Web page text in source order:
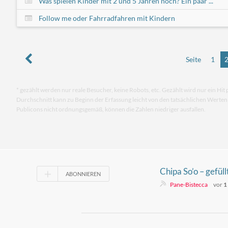
Follow me oder Fahrradfahren mit Kindern
Seite 1 2
* gezählt werden nur reale Besucher, keine Robots, etc. Gezählt wird nur ein
Durchschnitt kann zu Beginn der Erfassung leicht von den tatsächlichen Werten
Publicons nicht ordnungsgemäß, können die Zahlen niedriger ausfallen.
ABONNIEREN
Chipa So’o –
Paraguay
Pane-Bistecca vor